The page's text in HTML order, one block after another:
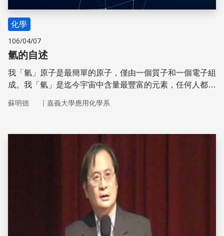
化學
106/04/07
氫的自述
我「氫」原子是最簡單的原子，僅由一個質子和一個電子組
成。我「氫」是迄今宇宙中含量最豐富的元素，任何人都知
嗎？
蘇明德 ｜ 嘉義大學應用化學系
儲